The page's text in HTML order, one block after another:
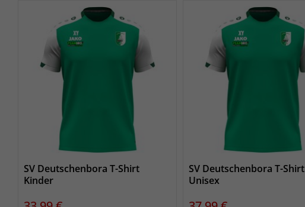
SV Deutschenbora T-Shirt
Kinder
SV Deutschenbora T-Shirt
Unisex